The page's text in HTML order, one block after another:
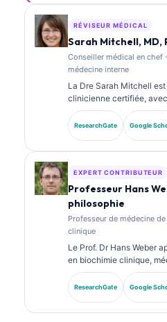
Le Dr Klein a publié de
l’interprétation des
laboratoire.
RÉVISEUR MÉDICAL
Sarah Mitchell, MD,
Conseiller médical en
médecine interne
La Dre Sarah Mitchell
clinicienne certifiée, avec
en médecine de
diagnostique. Elle détient
spécialisées en chimie
ResearchGate Google
EXPERT CONTRIBUTEUR
Professeur Hans
philosophie
Professeur de médecine
clinique
Le Prof. Dr Hans Weber
en biochimie clinique,
recherche sur les
la Société allemande de
spécialise dans l’analyse
ResearchGate Google